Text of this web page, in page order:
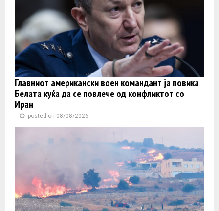
Главниот американски воен командант ја повика
Белата куќа да се повлече од конфликтот со
Иран
posted on 08/08/2026